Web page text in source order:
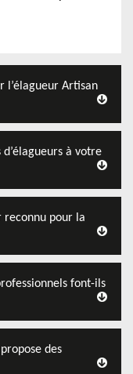
l’élagueur Artisan
à votre
reconnu pour la
font-ils
des